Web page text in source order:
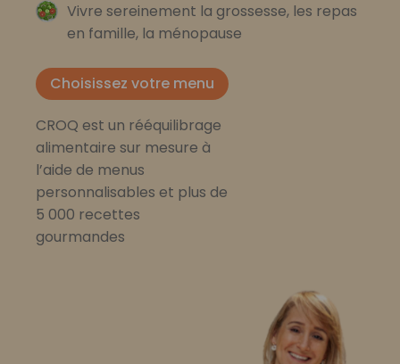
Vivre sereinement la grossesse, les repas
en famille, la ménopause
Choisissez votre menu
CROQ est un rééquilibrage
alimentaire sur mesure à
l’aide de menus
personnalisables et plus de
5 000 recettes
gourmandes